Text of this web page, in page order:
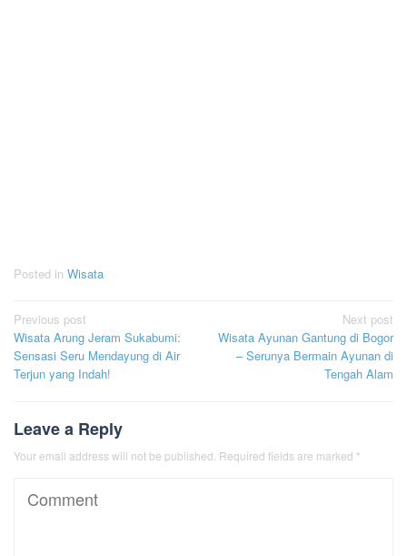
Posted in Wisata
Post
navigation
Previous post
Wisata Arung Jeram Sukabumi:
Sensasi Seru Mendayung di Air
Terjun yang Indah!
Next post
Wisata Ayunan Gantung di Bogor
– Serunya Bermain Ayunan di
Tengah Alam
Leave a Reply
Your email address will not be published. Required fields are marked *